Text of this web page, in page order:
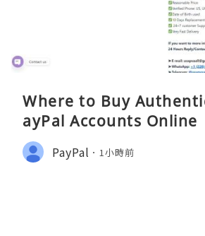
Where to Buy
ayPal Accounts Online
PayPal 1小時前